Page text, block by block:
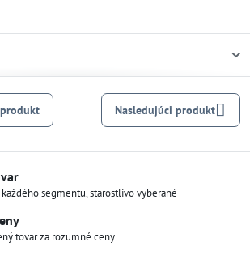
Nasledujúci produkt
segmentu, starostlivo vyberané
tovar za rozumné ceny